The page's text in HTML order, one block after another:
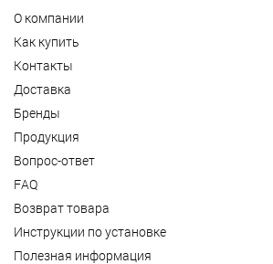
О компании
Как купить
Контакты
Доставка
Бренды
Продукция
Вопрос-ответ
FAQ
Возврат товара
Инструкции по установке
Полезная информация